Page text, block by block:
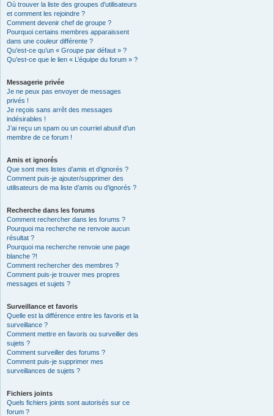
Où trouver la liste des groupes d’utilisateurs
et comment les rejoindre ?
Comment devenir chef de groupe ?
Pourquoi certains membres apparaissent
dans une couleur différente ?
Qu’est-ce qu’un « Groupe par défaut » ?
Qu’est-ce que le lien « L’équipe du forum » ?
Messagerie privée
Je ne peux pas envoyer de messages
privés !
Je reçois sans arrêt des messages
indésirables !
J’ai reçu un spam ou un courriel abusif d’un
membre de ce forum !
Amis et ignorés
Que sont mes listes d’amis et d’ignorés ?
Comment puis-je ajouter/supprimer des
utilisateurs de ma liste d’amis ou d’ignorés ?
Recherche dans les forums
Comment rechercher dans les forums ?
Pourquoi ma recherche ne renvoie aucun
résultat ?
Pourquoi ma recherche renvoie une page
blanche ?!
Comment rechercher des membres ?
Comment puis-je trouver mes propres
messages et sujets ?
Surveillance et favoris
Quelle est la différence entre les favoris et la
surveillance ?
Comment mettre en favoris ou surveiller des
sujets ?
Comment surveiller des forums ?
Comment puis-je supprimer mes
surveillances de sujets ?
Fichiers joints
Quels fichiers joints sont autorisés sur ce
forum ?